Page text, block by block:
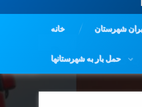
خانه شهرستان
حمل بار به شهرستانها
کامیون